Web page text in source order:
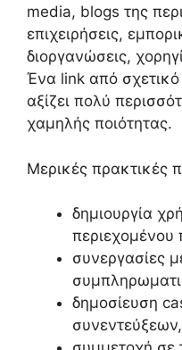
media, blogs της
επιχειρήσεις,
διοργανώσεις,
Ένα link από
αξίζει πολύ
χαμηλής ποιότητας.
Μερικές πρακτικές
δημιουργία
περιεχομένου
συνεργασίες
δημοσίευση
συνεντεύξεων,